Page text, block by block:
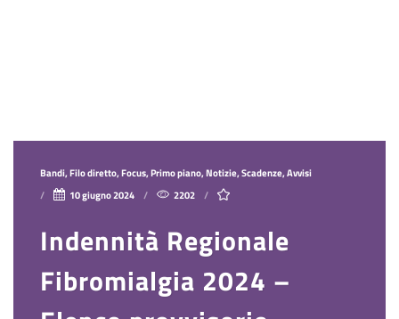
Bandi, Filo diretto, Focus, Primo piano, Notizie, Scadenze, Avvisi
10 giugno 2024
2202
Indennità Regionale
Fibromialgia 2024 –